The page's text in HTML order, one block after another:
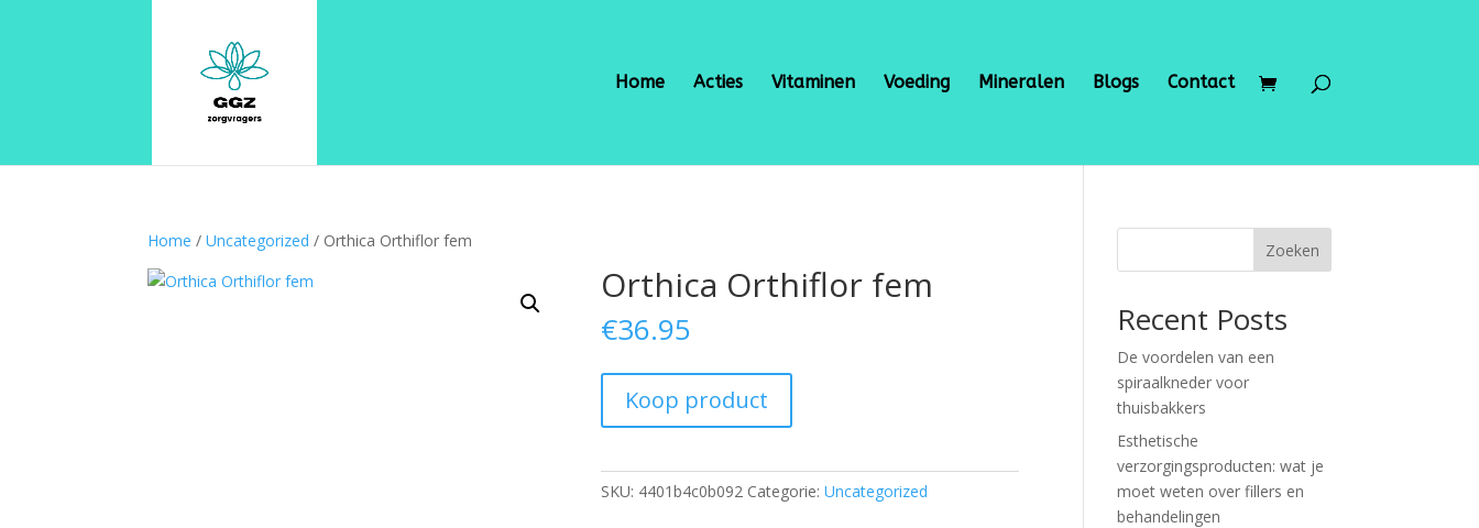
Home Acties Vitaminen Voeding Mineralen Blogs Contact
Home /Uncategorized / Orthica Orthiflor fem
Orthica Orthiflor fem
€36.95
Koop product
SKU: 4401b4c0b092 Categorie:Uncategorized
Zoeken
Recent Posts
De voordelen van een
spiraalkneder voor
thuisbakkers
Esthetische
verzorgingsproducten: wat je
moet weten over fillers en
behandelingen